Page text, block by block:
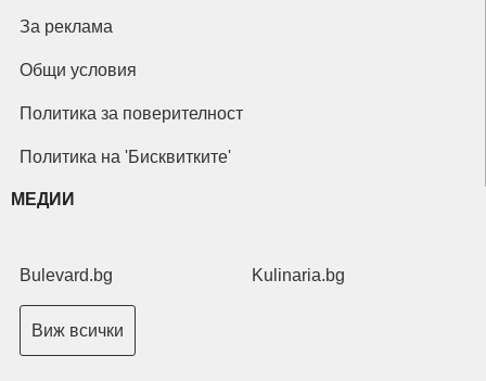
За реклама
Общи условия
Политика за поверителност
Политика на 'Бисквитките'
МЕДИИ
Bulevard.bg Kulinaria.bg
Виж всички